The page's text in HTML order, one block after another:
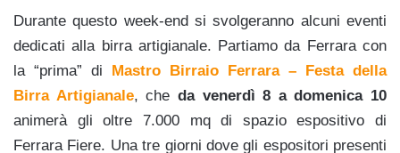
Durante questo week-end si svolgeranno alcuni eventi
dedicati alla birra artigianale. Partiamo da Ferrara con
la “prima” di
Mastro Birraio Ferrara – Festa della
Birra Artigianale, che da venerdì 8 a domenica 10
animerà gli oltre 7.000 mq di spazio espositivo di
Ferrara Fiere. Una tre giorni dove gli espositori presenti